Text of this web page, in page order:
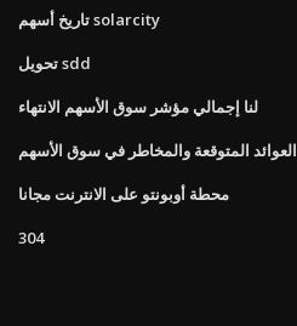
تاريخ أسهم solarcity
تحويل sdd
لنا إجمالي مؤشر سوق الأسهم الانتهاء
العوائد المتوقعة والمخاطر في سوق الأسهم
محطة أوبونتو على الانترنت مجانا
304